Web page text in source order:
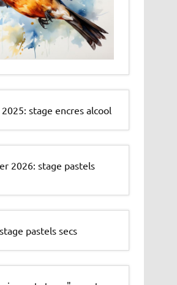
stage encres alcool
2026: stage pastels
pastels secs